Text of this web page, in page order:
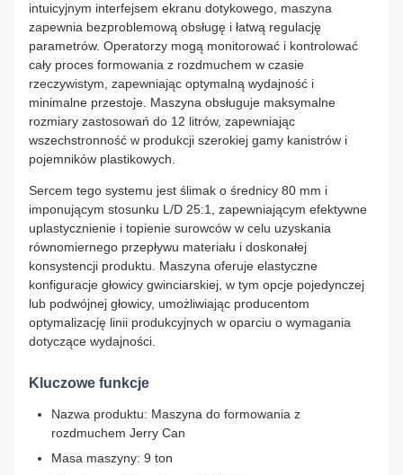
intuicyjnym interfejsem ekranu dotykowego, maszyna
zapewnia bezproblemową obsługę i łatwą regulację
parametrów. Operatorzy mogą monitorować i kontrolować
cały proces formowania z rozdmuchem w czasie
rzeczywistym, zapewniając optymalną wydajność i
minimalne przestoje. Maszyna obsługuje maksymalne
rozmiary zastosowań do 12 litrów, zapewniając
wszechstronność w produkcji szerokiej gamy kanistrów i
pojemników plastikowych.
Sercem tego systemu jest ślimak o średnicy 80 mm i
imponującym stosunku L/D 25:1, zapewniającym efektywne
uplastycznienie i topienie surowców w celu uzyskania
równomiernego przepływu materiału i doskonałej
konsystencji produktu. Maszyna oferuje elastyczne
konfiguracje głowicy gwinciarskiej, w tym opcje pojedynczej
lub podwójnej głowicy, umożliwiając producentom
optymalizację linii produkcyjnych w oparciu o wymagania
dotyczące wydajności.
Kluczowe funkcje
Nazwa produktu: Maszyna do formowania z
rozdmuchem Jerry Can
Masa maszyny: 9 ton